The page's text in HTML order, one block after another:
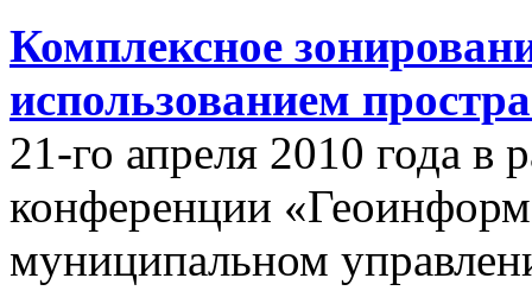
Комплексное
использованием
21-го апреля 2010 года в
конференции
муниципальном